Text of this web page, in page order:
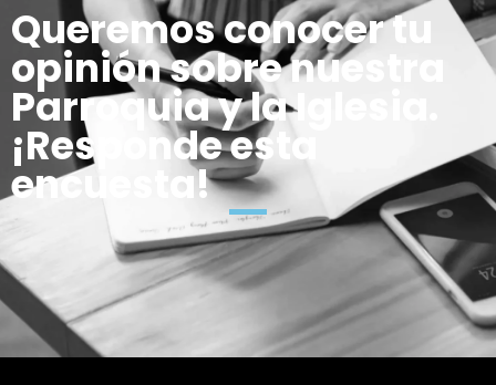
Queremos conocer tu
opinión sobre nuestra
Parroquia y la Iglesia.
¡Responde esta
encuesta!